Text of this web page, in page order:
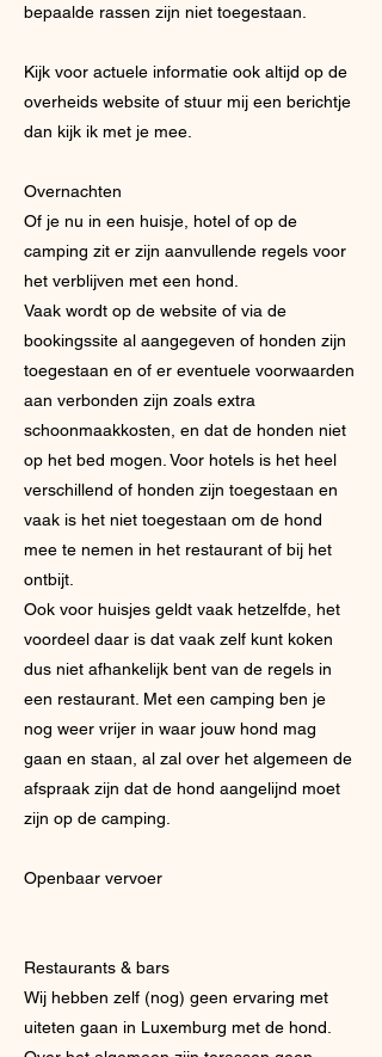
bepaalde rassen zijn niet toegestaan.
Kijk voor actuele informatie ook altijd op de
overheids website of stuur mij een berichtje
dan kijk ik met je mee.
Overnachten
Of je nu in een huisje, hotel of op de
camping zit er zijn aanvullende regels voor
het verblijven met een hond.
Vaak wordt op de website of via de
bookingssite al aangegeven of honden zijn
toegestaan en of er eventuele voorwaarden
aan verbonden zijn zoals extra
schoonmaakkosten, en dat de honden niet
op het bed mogen. Voor hotels is het heel
verschillend of honden zijn toegestaan en
vaak is het niet toegestaan om de hond
mee te nemen in het restaurant of bij het
ontbijt.
Ook voor huisjes geldt vaak hetzelfde, het
voordeel daar is dat vaak zelf kunt koken
dus niet afhankelijk bent van de regels in
een restaurant. Met een camping ben je
nog weer vrijer in waar jouw hond mag
gaan en staan, al zal over het algemeen de
afspraak zijn dat de hond aangelijnd moet
zijn op de camping.
Openbaar vervoer
Restaurants & bars
Wij hebben zelf (nog) geen ervaring met
uiteten gaan in Luxemburg met de hond.